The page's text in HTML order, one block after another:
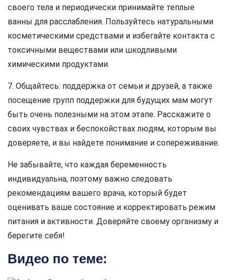
своего тела и периодически принимайте теплые
ванны для расслабления. Пользуйтесь натуральными
косметическими средствами и избегайте контакта с
токсичными веществами или шкодливыми
химическими продуктами.
7. Общайтесь: поддержка от семьи и друзей, а также
посещение групп поддержки для будущих мам могут
быть очень полезными на этом этапе. Расскажите о
своих чувствах и беспокойствах людям, которым вы
доверяете, и вы найдете понимание и сопереживание.
Не забывайте, что каждая беременность
индивидуальна, поэтому важно следовать
рекомендациям вашего врача, который будет
оценивать ваше состояние и корректировать режим
питания и активности. Доверяйте своему организму и
берегите себя!
Видео по теме: